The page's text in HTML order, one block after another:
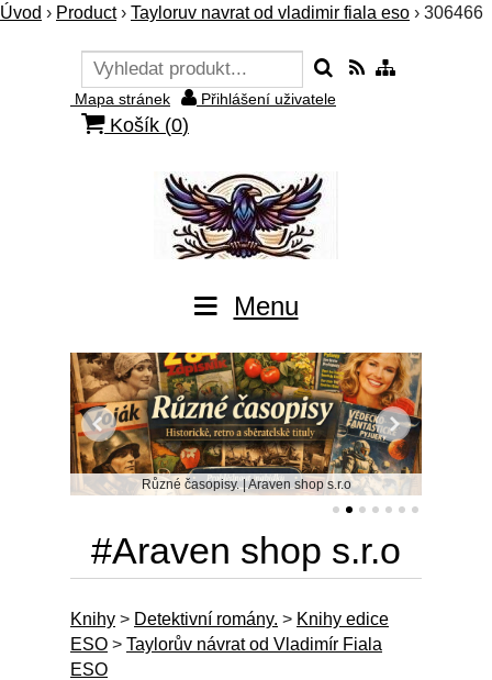
Úvod › Product› Tayloruv navrat od vladimir fiala eso › 306466
Mapa stránek Přihlášení uživatele
Košík (0)
Menu
Různé časopisy. | Araven shop s.r.o
#Araven shop s.r.o
Knihy > Detektivní romány. > Knihy edice
ESO > Taylorův návrat od Vladimír Fiala
ESO